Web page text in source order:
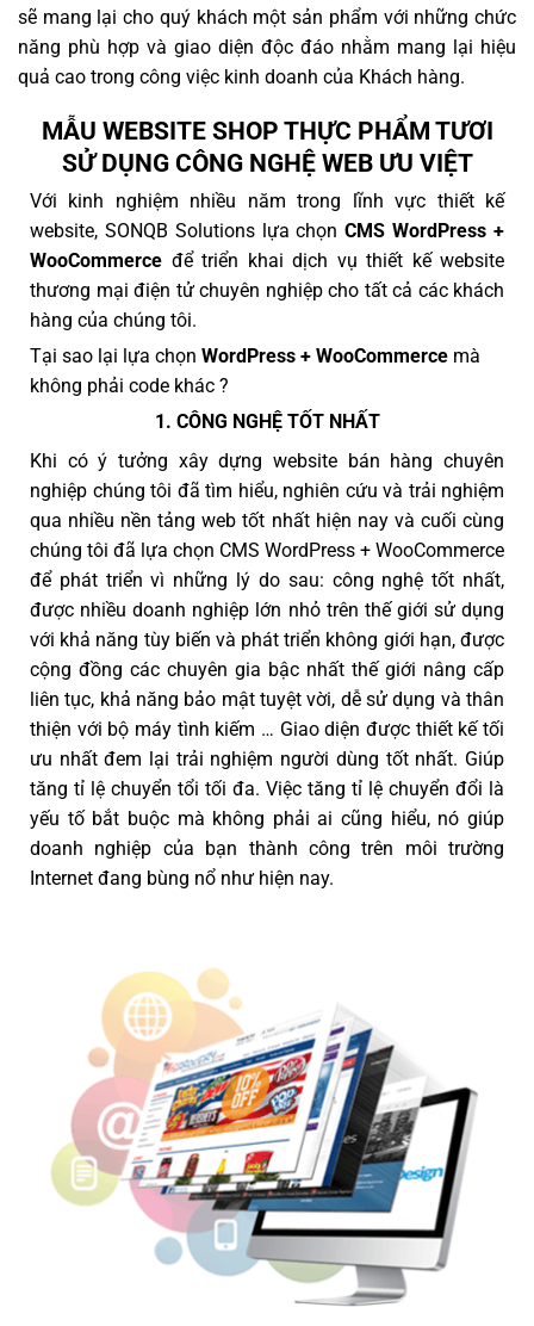
sẽ mang lại cho quý khách một sản phẩm với những chức
năng phù hợp và giao diện độc đáo nhằm mang lại hiệu
quả cao trong công việc kinh doanh của Khách hàng.
MẪU WEBSITE SHOP THỰC PHẨM TƯƠI
SỬ DỤNG CÔNG NGHỆ WEB ƯU VIỆT
Với kinh nghiệm nhiều năm trong lĩnh vực thiết kế
website, SONQB Solutions lựa chọnCMS WordPress +
WooCommerce để triển khai dịch vụ thiết kế website
thương mại điện tử chuyên nghiệp cho tất cả các khách
hàng của chúng tôi.
Tại sao lại lựa chọn WordPress + WooCommerce mà
không phải code khác ?
1. CÔNG NGHỆ TỐT NHẤT
Khi có ý tưởng xây dựng website bán hàng chuyên
nghiệp chúng tôi đã tìm hiểu, nghiên cứu và trải nghiệm
qua nhiều nền tảng web tốt nhất hiện nay và cuối cùng
chúng tôi đã lựa chọn CMS WordPress + WooCommerce
để phát triển vì những lý do sau: công nghệ tốt nhất,
được nhiều doanh nghiệp lớn nhỏ trên thế giới sử dụng
với khả năng tùy biến và phát triển không giới hạn, được
cộng đồng các chuyên gia bậc nhất thế giới nâng cấp
liên tục, khả năng bảo mật tuyệt vời, dễ sử dụng và thân
thiện với bộ máy tình kiếm … Giao diện được thiết kế tối
ưu nhất đem lại trải nghiệm người dùng tốt nhất. Giúp
tăng tỉ lệ chuyển tổi tối đa. Việc tăng tỉ lệ chuyển đổi là
yếu tố bắt buộc mà không phải ai cũng hiểu, nó giúp
doanh nghiệp của bạn thành công trên môi trường
Internet đang bùng nổ như hiện nay.